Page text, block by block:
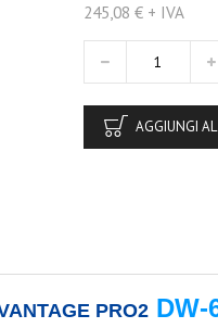
245,08 € + IVA
AGGIUNGI AL
PRO2DW-